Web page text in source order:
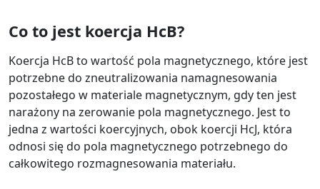
Co to jest koercja HcB?
Koercja HcB to wartość pola magnetycznego, które jest
potrzebne do zneutralizowania namagnesowania
pozostałego w materiale magnetycznym, gdy ten jest
narażony na zerowanie pola magnetycznego. Jest to
jedna z wartości koercyjnych, obok koercji HcJ, która
odnosi się do pola magnetycznego potrzebnego do
całkowitego rozmagnesowania materiału.